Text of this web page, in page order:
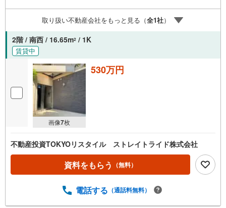
させて頂きます！ /他社様掲載物件も併せてご紹介可能です
のでお気軽にお問い合わせ下さい♪駐車場もございますの
で、お車でのお越しも大歓迎です！
取り扱い不動産会社をもっと見る（全1社）
2階 / 南西 / 16.65m2 / 1K
賃貸中
画像7枚
530万円
不動産投資TOKYOリスタイル ストレイトライド株式会社
資料をもらう （無料）
電話する （通話料無料）